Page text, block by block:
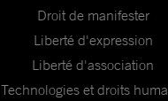
Droit de manifester
Liberté d'expression
Liberté d'association
Technologies et droits